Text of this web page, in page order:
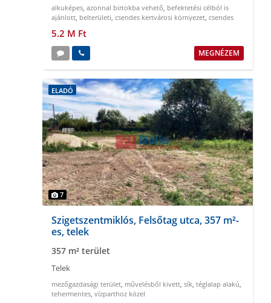
alkuképes, azonnal birtokba vehető, befektetési célból is
ajánlott, belterületi, csendes kertvárosi környezet, csendes
5.2 M Ft
MEGNÉZEM
ELADÓ
7
Szigetszentmiklós, Felsőtag utca, 357 m²-
es, telek
357 m² terület
Telek
mezőgazdasági terület, művelésből kivett, sík, téglalap alakú,
tehermentes, vízparthoz közel